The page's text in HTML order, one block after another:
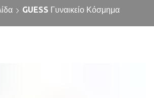
GUESS Γυναικείο Κόσμημα